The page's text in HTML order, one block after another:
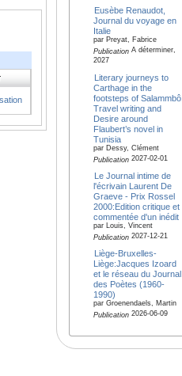
Eusèbe Renaudot,
Journal du voyage en
Italie
par Preyat, Fabrice
PublicationA déterminer,
2027
Literary journeys to
Carthage in the
footsteps of Salammbô:
Travel writing and
Desire around
Flaubert’s novel in
Tunisia
par Dessy, Clément
Publication2027-02-01
Le Journal intime de
l'écrivain Laurent De
Graeve - Prix Rossel
2000:Edition critique et
commentée d'un inédit
par Louis, Vincent
Publication2027-12-21
Liège-Bruxelles-
Liège:Jacques Izoard
et le réseau du Journal
des Poètes (1960-
1990)
par Groenendaels, Martin
Publication2026-06-09